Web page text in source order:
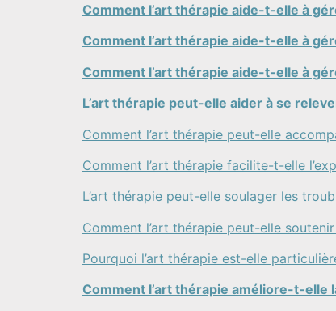
Comment l’art thérapie aide-t-elle à
Comment l’art thérapie aide-t-elle à
Comment l’art thérapie aide-t-elle à
L’art thérapie peut-elle aider à se
Comment l’art thérapie peut-elle
Comment l’art thérapie facilite-t-elle
L’art thérapie peut-elle soulager les
Comment l’art thérapie peut-elle
Pourquoi l’art thérapie est-elle
Comment l’art thérapie améliore-t-elle